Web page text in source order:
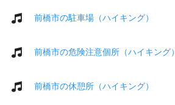
前橋市の駐車場（ハイキング）
前橋市の危険注意個所（ハイキング）
前橋市の休憩所（ハイキング）